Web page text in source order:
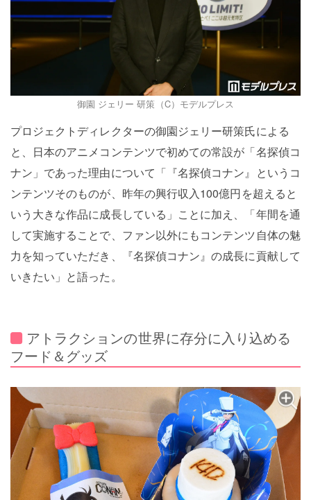
御園 ジェリー 研策（C）モデルプレス
プロジェクトディレクターの御園ジェリー研策氏による
と、日本のアニメコンテンツで初めての常設が「名探偵コ
ナン」であった理由について「『名探偵コナン』というコ
ンテンツそのものが、昨年の興行収入100億円を超えると
いう大きな作品に成長している」ことに加え、「年間を通
して実施することで、ファン以外にもコンテンツ自体の魅
力を知っていただき、『名探偵コナン』の成長に貢献して
いきたい」と語った。
アトラクションの世界に存分に入り込める
フード＆グッズ